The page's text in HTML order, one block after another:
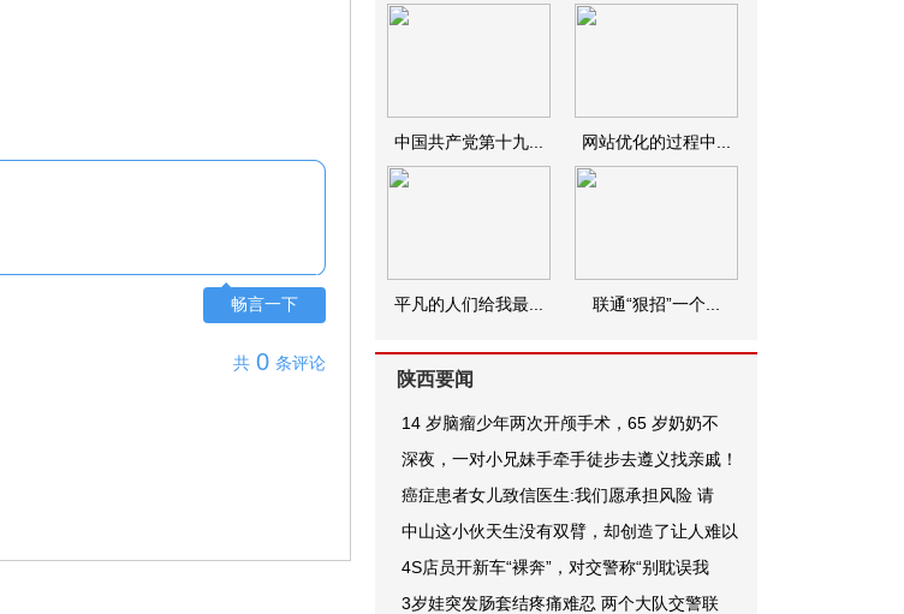
畅言一下
共 0 条评论
中国共产党第十九... 网站优化的过程中...
平凡的人们给我最... 联通“狠招”一个...
陕西要闻
14 岁脑瘤少年两次开颅手术，65 岁奶奶不
深夜，一对小兄妹手牵手徒步去遵义找亲戚！
癌症患者女儿致信医生:我们愿承担风险 请
中山这小伙天生没有双臂，却创造了让人难以
4S店员开新车“裸奔”，对交警称“别耽误我
3岁娃突发肠套结疼痛难忍 两个大队交警联